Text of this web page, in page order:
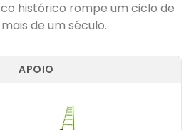
histórico rompe um ciclo de
de um século.
APOIO